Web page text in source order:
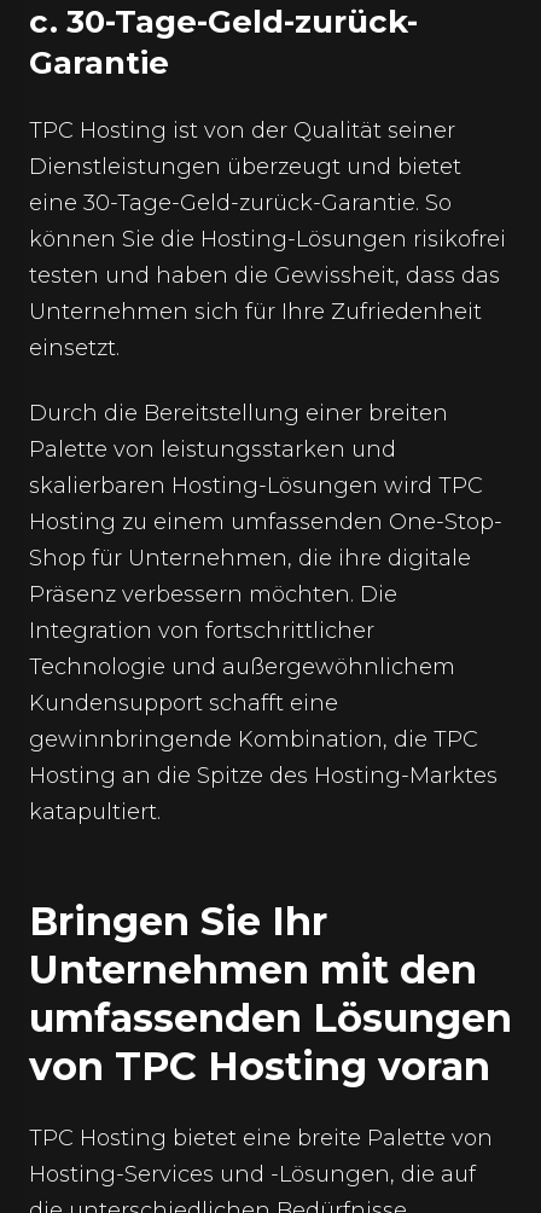
c. 30-Tage-Geld-zurück-
Garantie
TPC Hosting ist von der Qualität seiner
Dienstleistungen überzeugt und bietet
eine 30-Tage-Geld-zurück-Garantie. So
können Sie die Hosting-Lösungen risikofrei
testen und haben die Gewissheit, dass das
Unternehmen sich für Ihre Zufriedenheit
einsetzt.
Durch die Bereitstellung einer breiten
Palette von leistungsstarken und
skalierbaren Hosting-Lösungen wird TPC
Hosting zu einem umfassenden One-Stop-
Shop für Unternehmen, die ihre digitale
Präsenz verbessern möchten. Die
Integration von fortschrittlicher
Technologie und außergewöhnlichem
Kundensupport schafft eine
gewinnbringende Kombination, die TPC
Hosting an die Spitze des Hosting-Marktes
katapultiert.
Bringen Sie Ihr
Unternehmen mit den
umfassenden Lösungen
von TPC Hosting voran
TPC Hosting bietet eine breite Palette von
Hosting-Services und -Lösungen, die auf